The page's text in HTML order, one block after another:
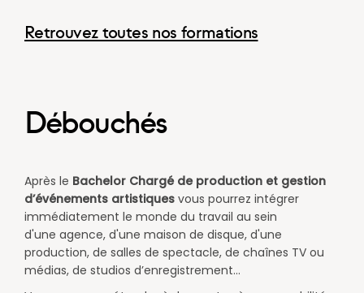
Retrouvez toutes nos formations
Débouchés
Après le Bachelor Chargé de production et gestion
d’événements artistiques vous pourrez intégrer
immédiatement le monde du travail au sein
d'une agence, d'une maison de disque, d'une
production, de salles de spectacle, de chaînes TV ou
médias, de studios d’enregistrement...